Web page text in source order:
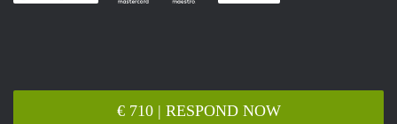
€ 710 | RESPOND NOW